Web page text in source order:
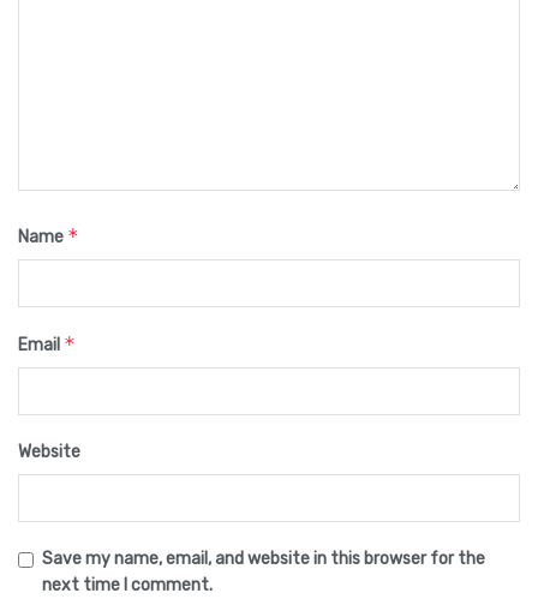
Name *
Email *
Website
Save my name, email, and website in this browser for the
next time I comment.